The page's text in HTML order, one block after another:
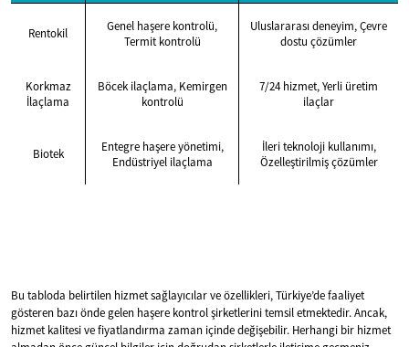
Rentokil
Genel haşere kontrolü,
Termit kontrolü
Uluslararası deneyim, Çevre
dostu çözümler
Korkmaz
İlaçlama
Böcek ilaçlama, Kemirgen
kontrolü
7/24 hizmet, Yerli üretim
ilaçlar
Biotek
Entegre haşere yönetimi,
Endüstriyel ilaçlama
İleri teknoloji kullanımı,
Özelleştirilmiş çözümler
Bu tabloda belirtilen hizmet sağlayıcılar ve özellikleri, Türkiye’de faaliyet
gösteren bazı önde gelen haşere kontrol şirketlerini temsil etmektedir. Ancak,
hizmet kalitesi ve fiyatlandırma zaman içinde değişebilir. Herhangi bir hizmet